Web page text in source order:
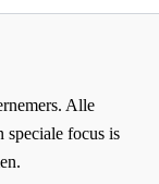
Alle
speciale focus is